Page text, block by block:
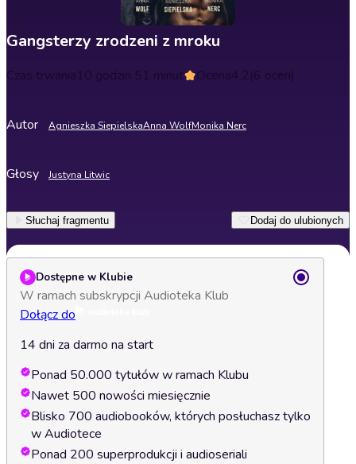
Gangsterzy zrodzeni z mroku
Czas trwania10 godzin 51 minut Ocena4.2(6 ocen)
Autor Agnieszka SiepielskaAnna WolfMonika Nerc
Głosy Justyna Litwic
Słuchaj fragmentu Dodaj do ulubionych
Dostępne w Klubie
W ramach subskrypcji Audioteka Klub
Dołącz do
14 dni za darmo na start
Ponad 50.000 tytułów w ramach Klubu
Nawet 500 nowości miesięcznie
Blisko 700 audiobooków, których posłuchasz tylko
w Audiotece
Ponad 200 superprodukcji i audioseriali